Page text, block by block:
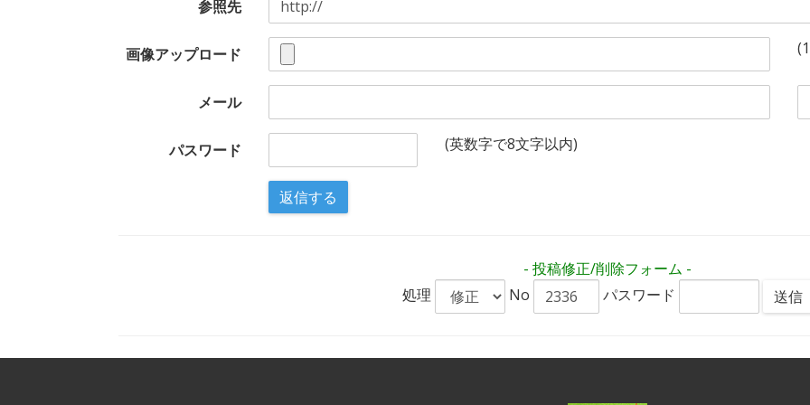
参照先
画像アップロード
メール
パスワード (英数字で8文字以内)
- 投稿修正/削除フォーム -
処理
No パスワード